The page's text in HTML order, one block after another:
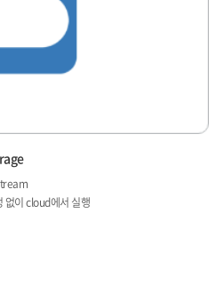
없이 cloud에서 실행